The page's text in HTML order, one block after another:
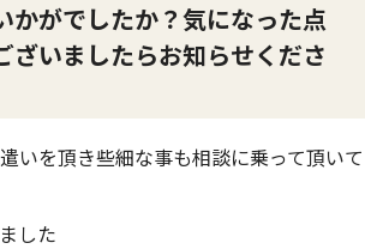
かがでしたか？気になった点
ざいましたらお知らせくださ
いを頂き些細な事も相談に乗って頂いて
した